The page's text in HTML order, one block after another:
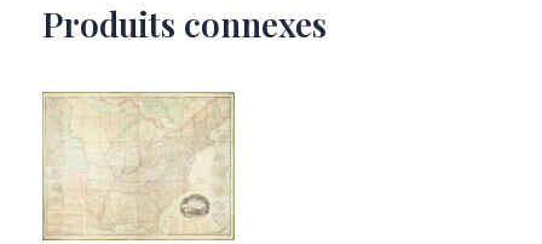
Produits connexes